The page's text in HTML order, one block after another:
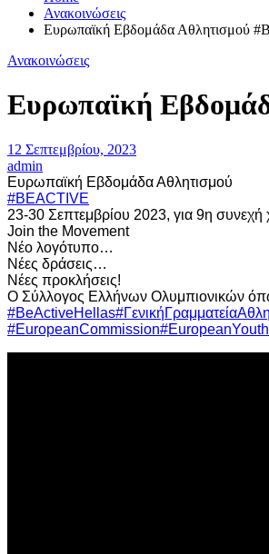
Ανακοινώσεις
Ευρωπαϊκή Εβδομάδα Αθλητισμού
Ανακοινώσεις
Ευρωπαϊκή
12 Σεπτεμβρίου, 2023
admin
Ευρωπαϊκή Εβδομάδα Αθλητισμού
#BEACTIVE
23-30 Σεπτεμβρίου 2023, για 9η συνεχή
Join the Movement
Νέο λογότυπο…
Νέες δράσεις…
Νέες προκλήσεις!
Ο Σύλλογος Ελλήνων Ολυμπιονικών
#BeActiveHellas
#EuropeanCommission#EuropeanYouth